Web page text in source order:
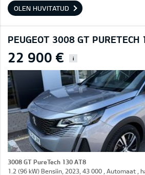
OLEN HUVITATUD
PEUGEOT 3008 GT PURETECH
22 900 € i
3008 GT PureTech 130 AT8
1.2 (96 kW) Bensiin, 2023, 43 000 , Automaat ,